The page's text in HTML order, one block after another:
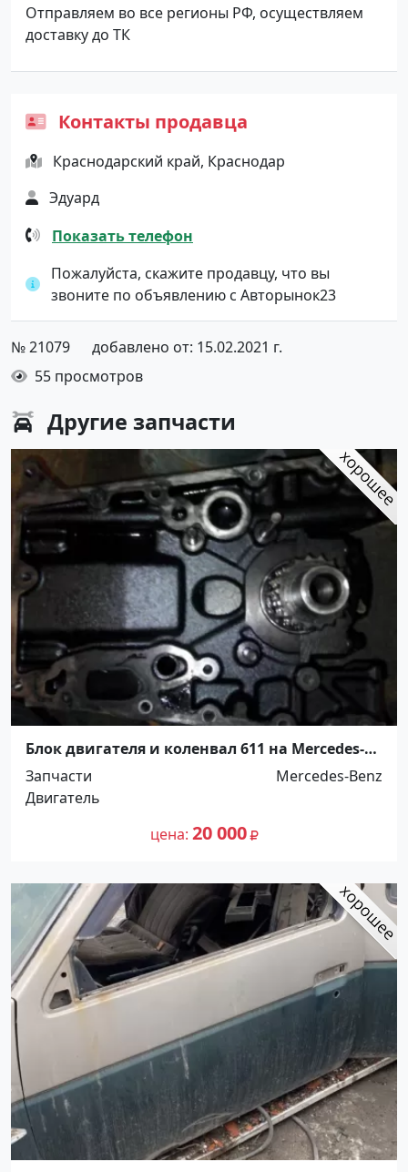
Отправляем во все регионы РФ, осуществляем
доставку до ТК
Контакты продавца
Краснодарский край, Краснодар
Эдуард
Показать телефон
Пожалуйста, скажите продавцу, что вы
звоните по объявлению с Авторынок23
№ 21079
добавлено от: 15.02.2021 г.
55 просмотров
Другие запчасти
Блок двигателя и коленвал 611 на Mercedes-
Benz E 220 Великовечное
Запчасти
Mercedes-Benz
Двигатель
цена 20 000